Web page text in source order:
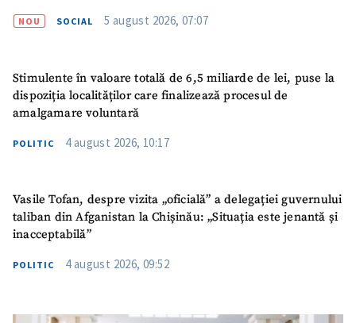
NOU SOCIAL 5 august 2026, 07:07
Stimulente în valoare totală de 6,5 miliarde de lei, puse la
dispoziția localităților care finalizează procesul de
amalgamare voluntară
POLITIC 4 august 2026, 10:17
Vasile Tofan, despre vizita „oficială” a delegației guvernului
taliban din Afganistan la Chișinău: „Situația este jenantă și
inacceptabilă”
POLITIC 4 august 2026, 09:52